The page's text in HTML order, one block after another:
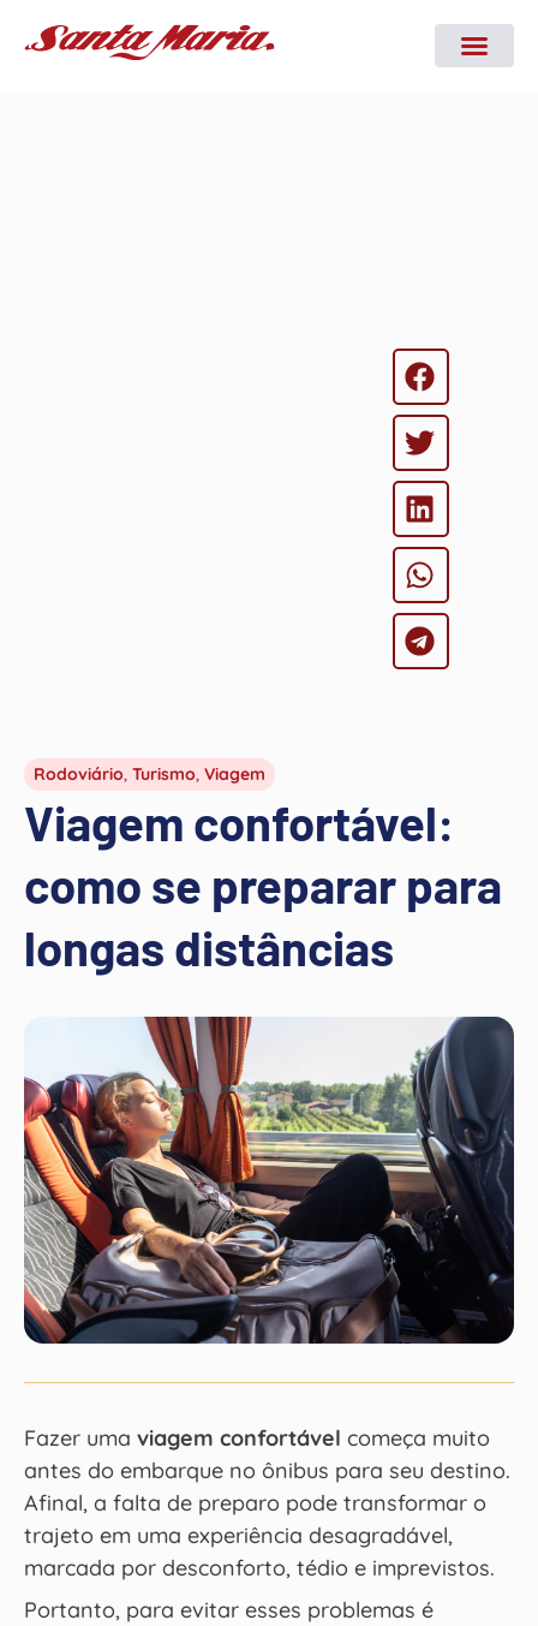
Rodoviário, Turismo, Viagem
Viagem confortável:
como se preparar para
longas distâncias
Fazer uma viagem confortável começa muito
antes do embarque no ônibus para seu destino.
Afinal, a falta de preparo pode transformar o
trajeto em uma experiência desagradável,
marcada por desconforto, tédio e imprevistos.
Portanto, para evitar esses problemas é